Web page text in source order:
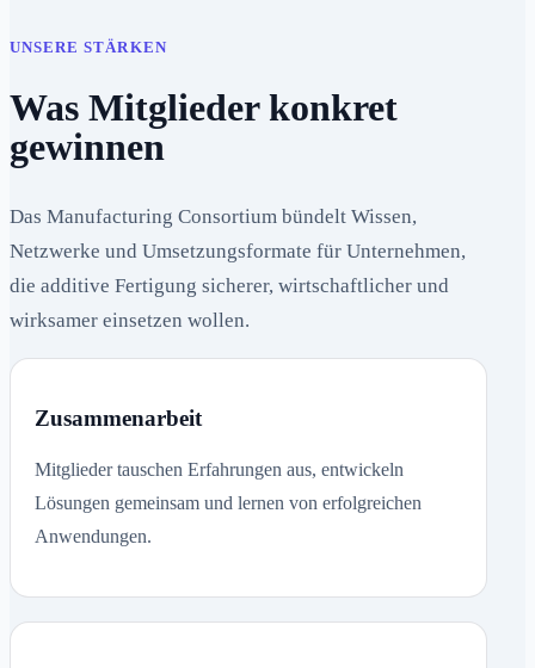
UNSERE STÄRKEN
Was Mitglieder konkret
gewinnen
Das Manufacturing Consortium bündelt Wissen,
Netzwerke und Umsetzungsformate für Unternehmen,
die additive Fertigung sicherer, wirtschaftlicher und
wirksamer einsetzen wollen.
Zusammenarbeit
Mitglieder tauschen Erfahrungen aus, entwickeln
Lösungen gemeinsam und lernen von erfolgreichen
Anwendungen.